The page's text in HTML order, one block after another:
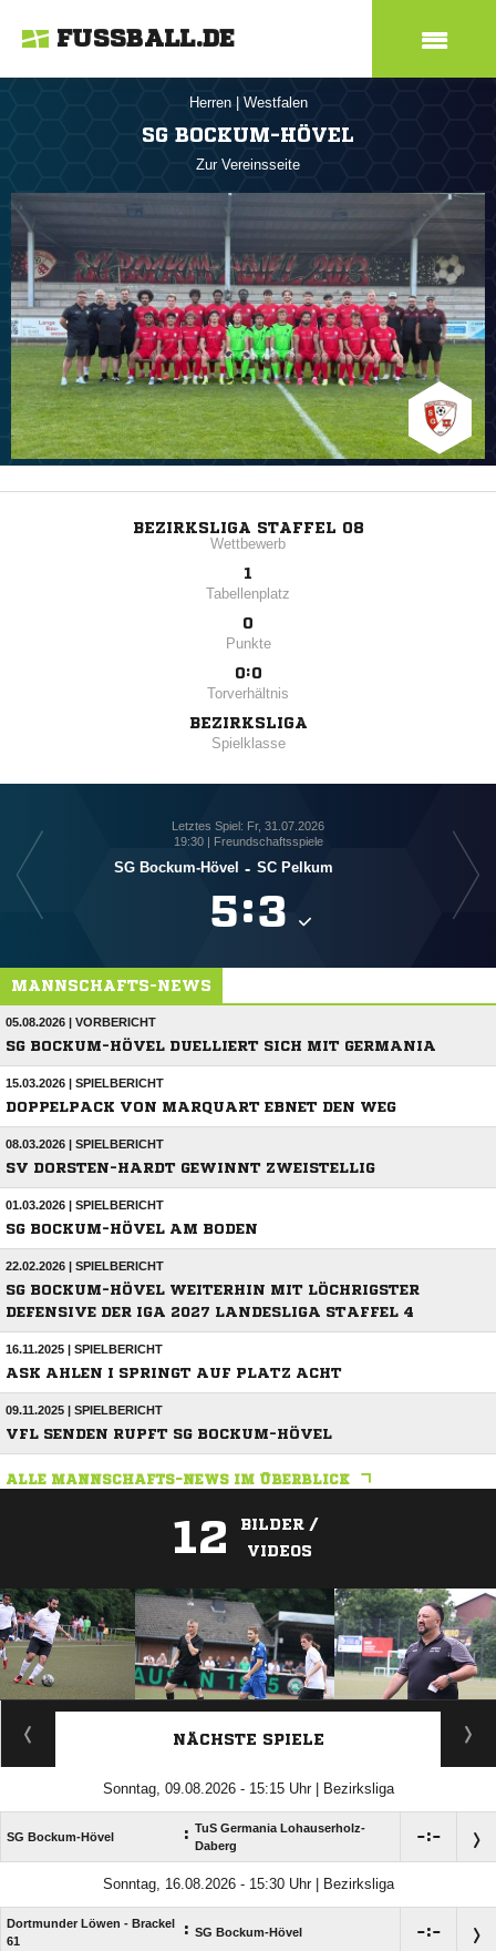
FUSSBALL.DE
Herren Westfalen
SG BOCKUM-HÖVEL
Zur Vereinsseite
BEZIRKSLIGA STAFFEL 08
Wettbewerb
1
Tabellenplatz
0
Punkte
0:0
Torverhältnis
BEZIRKSLIGA
Spielklasse
Letztes Spiel: Fr, 31.07.2026
19:30 | Freundschaftsspiele
SG Bockum-Hövel - SC Pelkum
:
MANNSCHAFTS-NEWS
05.08.2026 | VORBERICHT
SG BOCKUM-HÖVEL DUELLIERT SICH MIT GERMANIA
15.03.2026 | SPIELBERICHT
DOPPELPACK VON MARQUART EBNET DEN WEG
08.03.2026 | SPIELBERICHT
SV DORSTEN-HARDT GEWINNT ZWEISTELLIG
01.03.2026 | SPIELBERICHT
SG BOCKUM-HÖVEL AM BODEN
22.02.2026 | SPIELBERICHT
SG BOCKUM-HÖVEL WEITERHIN MIT LÖCHRIGSTER
DEFENSIVE DER IGA 2027 LANDESLIGA STAFFEL 4
16.11.2025 | SPIELBERICHT
ASK AHLEN I SPRINGT AUF PLATZ ACHT
09.11.2025 | SPIELBERICHT
VFL SENDEN RUPFT SG BOCKUM-HÖVEL
ALLE MANNSCHAFTS-NEWS IM ÜBERBLICK
12
BILDER /
VIDEOS
ANZEIGE
NÄCHSTE SPIELE
Sonntag, 09.08.2026 - 15:15 Uhr | Bezirksliga
SG Bockum-Hövel : TuS Germania Lohauserholz-
Daberg
:
Sonntag, 16.08.2026 - 15:30 Uhr | Bezirksliga
Dortmunder Löwen - Brackel
61
: SG Bockum-Hövel :